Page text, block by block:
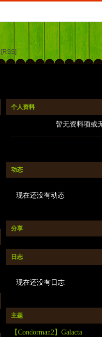
[RSS]
个人资料
暂无资料项或
动态
现在还没有动态
分享
日志
现在还没有日志
主题
【Condorman2】Galacta